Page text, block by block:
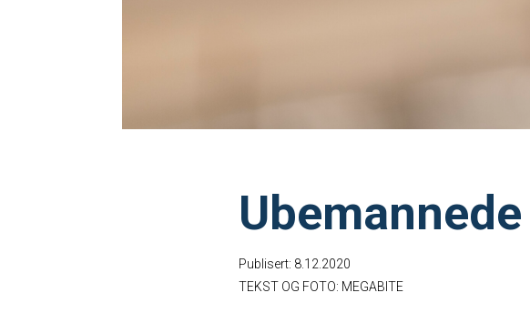
Publisert: 8.12.2020
TEKST OG FOTO: MEGABITE